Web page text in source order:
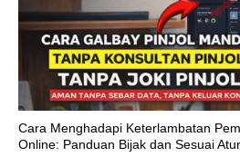
Cara Menghadapi Keterlambatan
Online: Panduan Bijak dan Sesuai